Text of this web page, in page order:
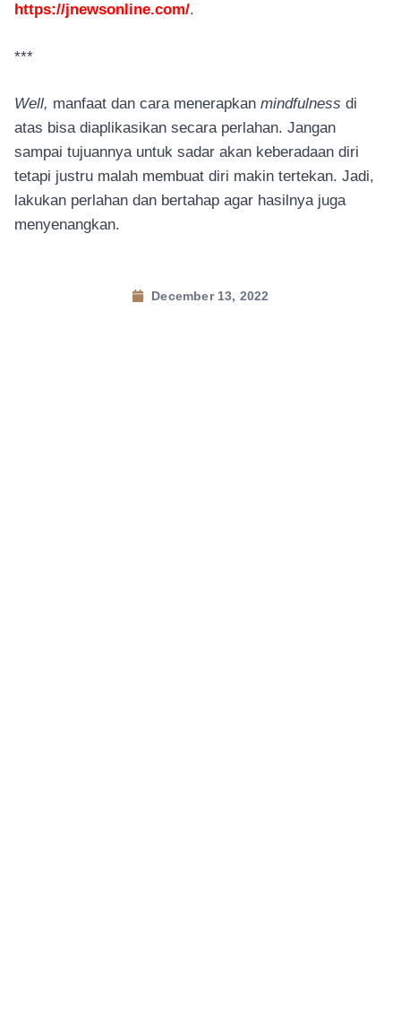
https://jnewsonline.com/.
***
Well, manfaat dan cara menerapkan mindfulness di
atas bisa diaplikasikan secara perlahan. Jangan
sampai tujuannya untuk sadar akan keberadaan diri
tetapi justru malah membuat diri makin tertekan. Jadi,
lakukan perlahan dan bertahap agar hasilnya juga
menyenangkan.
December 13, 2022